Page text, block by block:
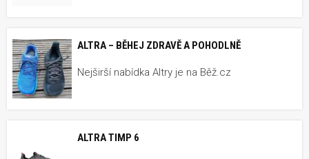
ALTRA – BĚHEJ ZDRAVĚ A POHODLNĚ
Nejširší nabídka Altry je na Běž.cz
ALTRA TIMP 6